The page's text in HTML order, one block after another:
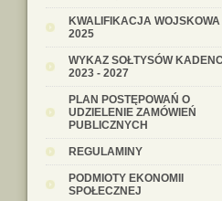
KWALIFIKACJA WOJSKOWA
2025
WYKAZ SOŁTYSÓW
2023 - 2027
PLAN POSTĘPOWAŃ O
UDZIELENIE ZAMÓWIEŃ
PUBLICZNYCH
REGULAMINY
PODMIOTY EKONOMII
SPOŁECZNEJ